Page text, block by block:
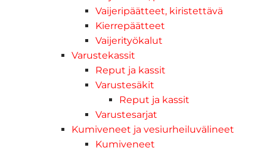
Vaijeripäätteet, kiristettävä
Kierrepäätteet
Vaijerityökalut
Varustekassit
Reput ja kassit
Varustesäkit
Reput ja kassit
Varustesarjat
Kumiveneet ja vesiurheiluvälineet
Kumiveneet